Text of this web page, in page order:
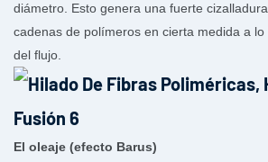
diámetro. Esto genera una fuerte
cadenas de polímeros en cierta medida a
del flujo.
El oleaje (efecto Barus)